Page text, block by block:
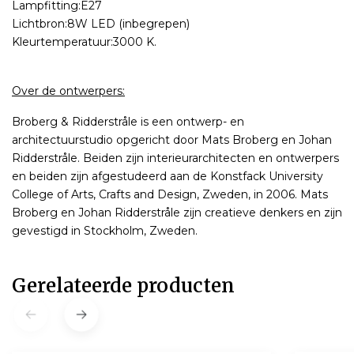
Lampfitting:E27
Lichtbron:8W LED (inbegrepen)
Kleurtemperatuur:3000 K.
Over de ontwerpers:
Broberg & Ridderstråle is een ontwerp- en
architectuurstudio opgericht door Mats Broberg en Johan
Ridderstråle. Beiden zijn interieurarchitecten en ontwerpers
en beiden zijn afgestudeerd aan de Konstfack University
College of Arts, Crafts and Design, Zweden, in 2006. Mats
Broberg en Johan Ridderstråle zijn creatieve denkers en zijn
gevestigd in Stockholm, Zweden.
Gerelateerde producten